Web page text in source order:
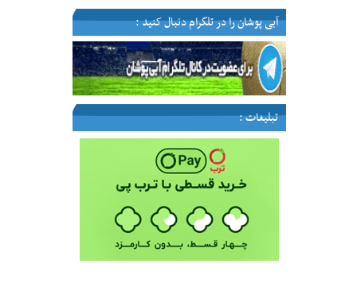
آبی پوشان را در تلگرام دنبال کنید :
تبلیغات :